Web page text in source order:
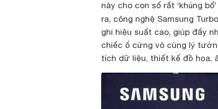
này cho con số rất ‘khủng
ra, công nghệ Samsung
ghi hiệu suất cao, giúp đẩy
chiếc ổ cứng vô cùng lý
tích dữ liệu, thiết kế đồ họa,